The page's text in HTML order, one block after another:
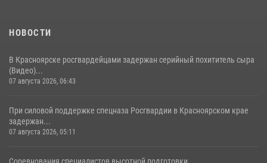
НОВОСТИ
В Красноярске росгвардейцами задержан серийный похититель сыра
(Видео)...
07 августа 2026, 06:43
При силовой поддержке спецназа Росгвардии в Красноярском крае
задержан...
07 августа 2026, 05:11
Соревнования специалистов высотной подготовки